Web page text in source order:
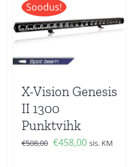
Soodus!
X-Vision Genesis
II 1300
Punktvihk
€508,00 Algne
€458,00Current
sis. KM